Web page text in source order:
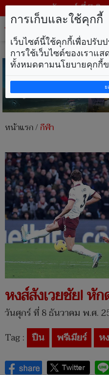
วันศุกร์ ที่ 7 สิ
หน้าแรก/กีฬา
หงส์สังเวยชัย! หั
วันศุกร์ ที่ 8 ธันวาคม พ.ศ.
Tag : ปืน พรีเมียร์ ห
การเก็บและใช้คุกกี้
เว็บไซต์นี้ใช้คุกกี้เพื่อปรับ
การใช้เว็บไซต์ของเราแ
ทั้งหมดตามนโยบายคุกกี้ข
ย